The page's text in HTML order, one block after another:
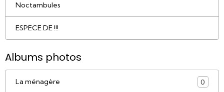
Noctambules
ESPECE DE !!!
Albums photos
La ménagère 0